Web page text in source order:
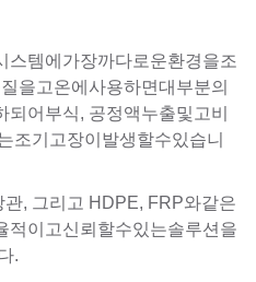
스템에가장까다로운환경을조
을고온에사용하면대부분의
어부식, 공정액누출및고비
조기고장이발생할수있습니
, 그리고 HDPE, FRP와같은
적이고신뢰할수있는솔루션을
.